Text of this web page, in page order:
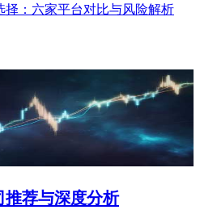
择：六家平台对比与风险解析
推荐与深度分析